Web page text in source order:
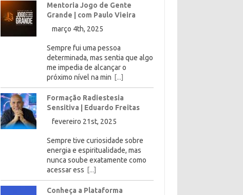
Mentoria Jogo de Gente
Grande | com Paulo Vieira
março 4th, 2025
Sempre fui uma pessoa
determinada, mas sentia que algo
me impedia de alcançar o
próximo nível na min [...]
Formação Radiestesia
Sensitiva | Eduardo Freitas
fevereiro 21st, 2025
Sempre tive curiosidade sobre
energia e espiritualidade, mas
nunca soube exatamente como
acessar ess [...]
Conheça a Plataforma